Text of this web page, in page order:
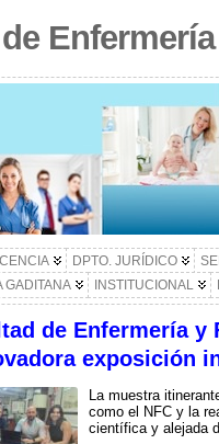
DPTO. JURÍDICO
GADITANA INSTITUCIONAL
de Enfermería
exposición
La muestra
como el NFC y la
científica y alejada